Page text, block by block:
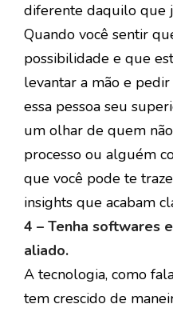
diferente daquilo que
Quando você sentir
possibilidade e que
levantar a mão e
essa pessoa seu
um olhar de quem
processo ou alguém
que você pode te
insights que acabam
4 – Tenha softwares
aliado.
A tecnologia, como
tem crescido de